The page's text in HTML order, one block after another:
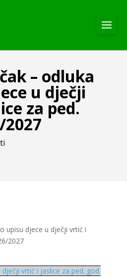
– odluka
u dječji
za ped.
2027
upisu djece u dječji vrtić i
2027
vrtić i jaslice za ped. god.